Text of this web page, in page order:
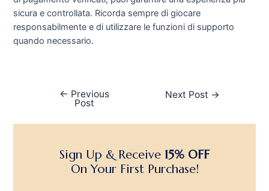
sicura e controllata. Ricorda sempre di giocare
responsabilmente e di utilizzare le funzioni di supporto
quando necessario.
← Previous
Post
Next Post →
Sign Up & Receive 15% OFF
On Your First Purchase!